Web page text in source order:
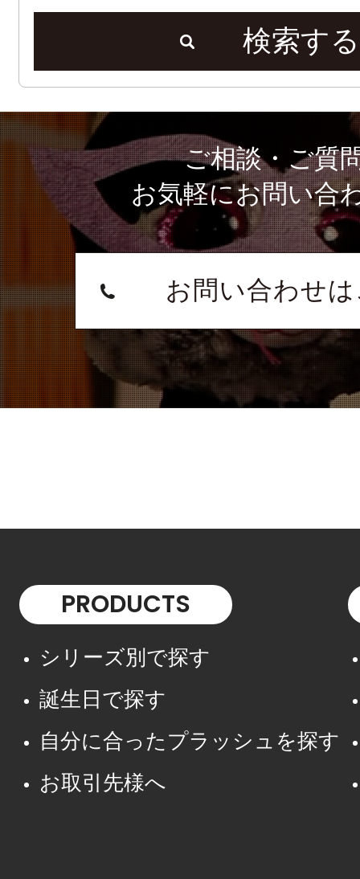
検索する
ご相談・ご質
お気軽にお問い合
お問い合わせ
PRODUCTS
シリーズ別で探す
誕生日で探す
自分に合ったプラッシュを探す
お取引先様へ